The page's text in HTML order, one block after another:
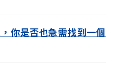
你是否也急需找到一個